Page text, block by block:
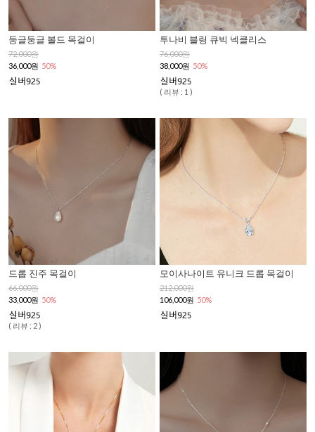
둥글둥글 볼드 목걸이
72,000원
36,000원 50%
투나비 블링 큐빅 넥클리스
76,000원
38,000원 50%
( 리뷰 : 1 )
드롭 진주 목걸이
66,000원
33,000원 50%
( 리뷰 : 2 )
모이사나이트 유니크 드롭 목걸이
212,000원
106,000원 50%